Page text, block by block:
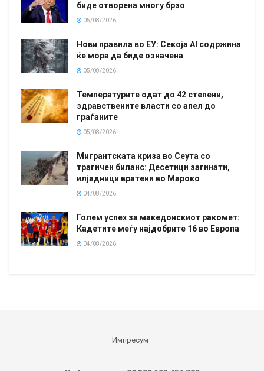
биде отворена многу брзо
05/08/2026
Нови правила во ЕУ: Секоја AI содржина
ќе мора да биде означена
05/08/2026
Температурите одат до 42 степени,
здравствените власти со апел до
граѓаните
05/08/2026
Мигрантската криза во Сеута со
трагичен биланс: Десетици загинати,
илјадници вратени во Мароко
04/08/2026
Голем успех за македонскиот ракомет:
Кадетите меѓу најдобрите 16 во Европа
04/08/2026
Импресум